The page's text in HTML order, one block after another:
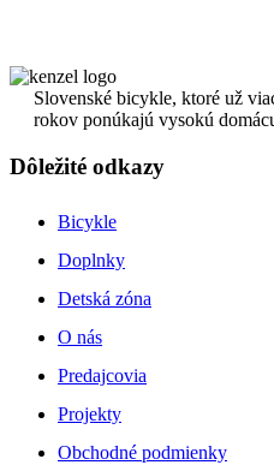
Slovenské bicykle, ktoré už
rokov ponúkajú vysokú
Dôležité odkazy
Bicykle
Doplnky
Detská zóna
O nás
Predajcovia
Projekty
Obchodné podmienky